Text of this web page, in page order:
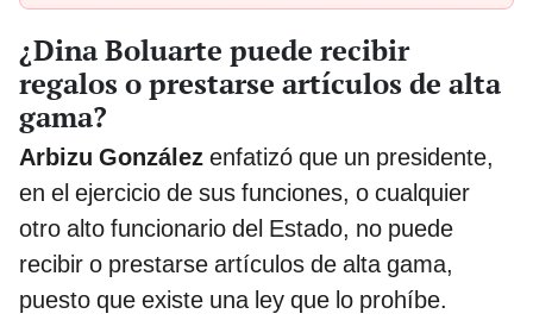
¿Dina Boluarte puede recibir
regalos o prestarse artículos de alta
gama?
Arbizu González enfatizó que un presidente,
en el ejercicio de sus funciones, o cualquier
otro alto funcionario del Estado, no puede
recibir o prestarse artículos de alta gama,
puesto que existe una ley que lo prohíbe.